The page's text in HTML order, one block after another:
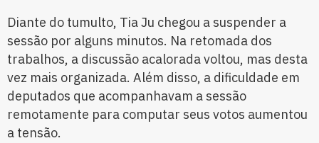
Diante do tumulto, Tia Ju chegou a suspender a
sessão por alguns minutos. Na retomada dos
trabalhos, a discussão acalorada voltou, mas desta
vez mais organizada. Além disso, a dificuldade em
deputados que acompanhavam a sessão
remotamente para computar seus votos aumentou
a tensão.